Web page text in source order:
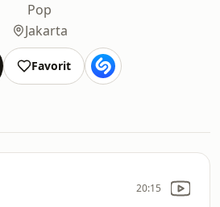
Pop
Jakarta
Favorit
20:15